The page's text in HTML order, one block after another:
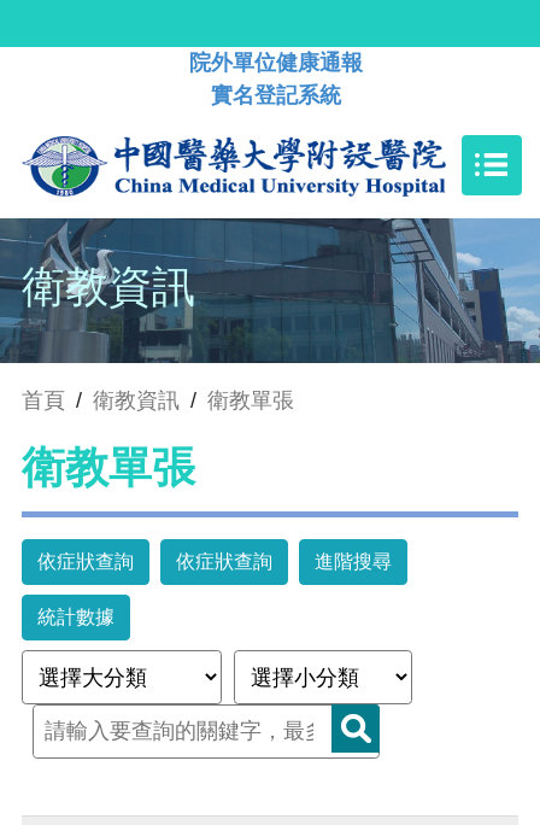
院外單位健康通報
實名登記系統
衛教資訊
首頁 / 衛教資訊 / 衛教單張
衛教單張
依症狀查詢 依症狀查詢 進階搜尋
統計數據